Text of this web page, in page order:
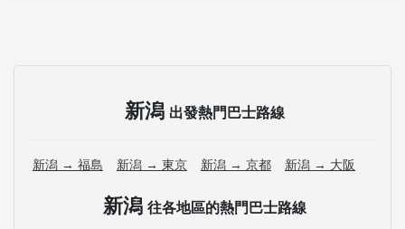
新潟 出發熱門巴士路線
新潟 → 福島 新潟 → 東京 新潟 → 京都 新潟 → 大阪
新潟 往各地區的熱門巴士路線